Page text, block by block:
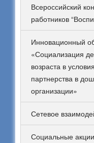
Всероссийский
работников
Инновационный
«Социализация
возраста в
партнерства в
организации»
Сетевое
Социальные